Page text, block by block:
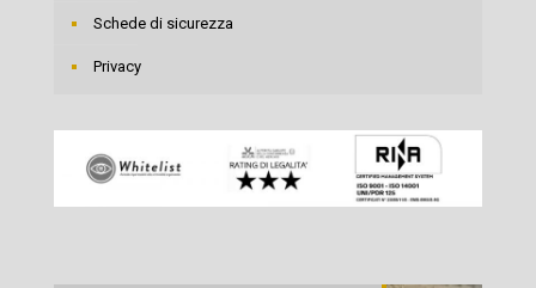
Schede di sicurezza
Privacy